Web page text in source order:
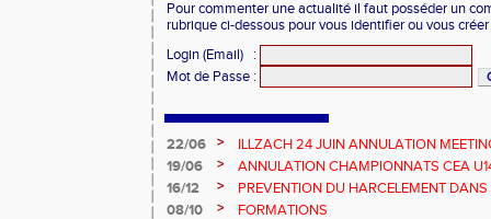
Pour commenter une actualité il faut posséder un
rubrique ci-dessous pour vous identifier ou vous
Login (Email)
:
Mot de Passe :
22/06 >
ILLZACH 24 JUIN ANNULATION
19/06
>
ANNULATION CHAMPIONNATS CEA
16/12
>
PREVENTION DU HARCELEMENT
08/10
>
FORMATIONS